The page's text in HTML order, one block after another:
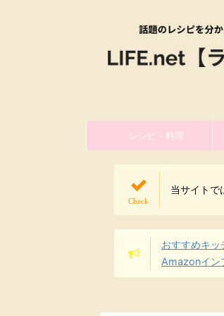
レシピ・料理
当サイトで
おすすめキッ
Amazonイン